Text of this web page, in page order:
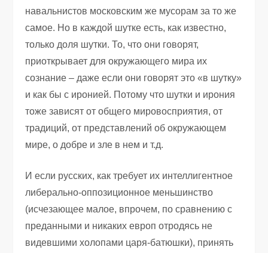
навальнистов московским же мусорам за то же
самое. Но в каждой шутке есть, как известно,
только доля шутки. То, что они говорят,
приоткрывает для окружающего мира их
сознание – даже если они говорят это «в шутку»
и как бы с иронией. Потому что шутки и ирония
тоже зависят от общего мировосприятия, от
традиций, от представлений об окружающем
мире, о добре и зле в нем и т.д.
И если русских, как требует их интеллигентное
либерально-оппозиционное меньшинство
(исчезающее малое, впрочем, по сравнению с
преданными и никаких европ отродясь не
видевшими холопами царя-батюшки), принять